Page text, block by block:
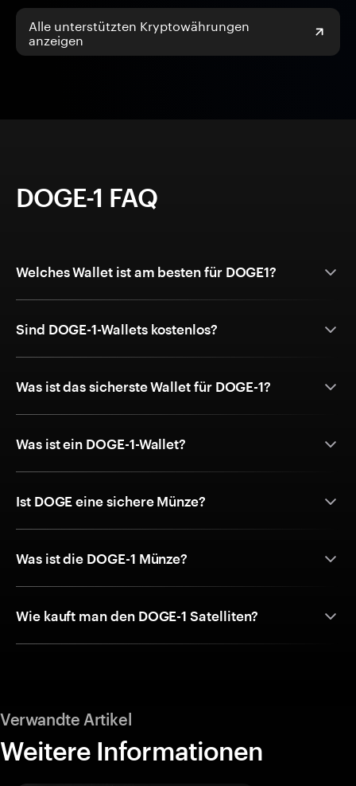
Alle unterstützten Kryptowährungen
anzeigen
DOGE-1 FAQ
Welches Wallet ist am besten für DOGE1?
Sind DOGE-1-Wallets kostenlos?
Was ist das sicherste Wallet für DOGE-1?
Was ist ein DOGE-1-Wallet?
Ist DOGE eine sichere Münze?
Was ist die DOGE-1 Münze?
Wie kauft man den DOGE-1 Satelliten?
Verwandte Artikel
Weitere Informationen